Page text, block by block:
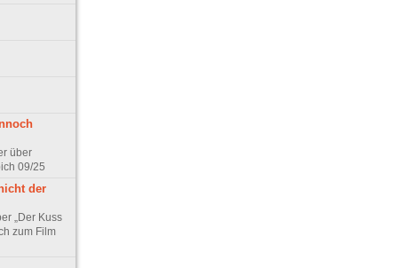
über
09/25
der
„Der Kuss
zum Film